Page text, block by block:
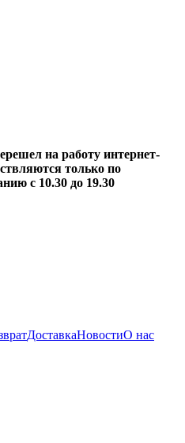
на работу интернет-
только по
с 10.30 до 19.30
ДоставкаНовостиО нас